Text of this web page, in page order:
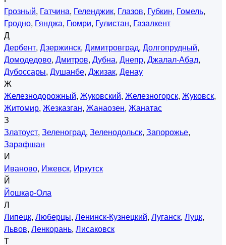
Грозный, Гатчина, Геленджик, Глазов, Губкин, Гомель,
Гродно, Гянджа, Гюмри, Гулистан, Газалкент
Д
Дербент, Дзержинск, Димитровград, Долгопрудный,
Домодедово, Дмитров, Дубна, Днепр, Джалал-Абад,
Дубоссары, Душанбе, Джизак, Денау
Ж
Железнодорожный, Жуковский, Железногорск, Жуковск,
Житомир, Жезказган, Жанаозен, Жанатас
З
Златоуст, Зеленоград, Зеленодольск, Запорожье,
Зарафшан
И
Иваново, Ижевск, Иркутск
Й
Йошкар-Ола
Л
Липецк, Люберцы, Ленинск-Кузнецкий, Луганск, Луцк,
Львов, Ленкорань, Лисаковск
Т